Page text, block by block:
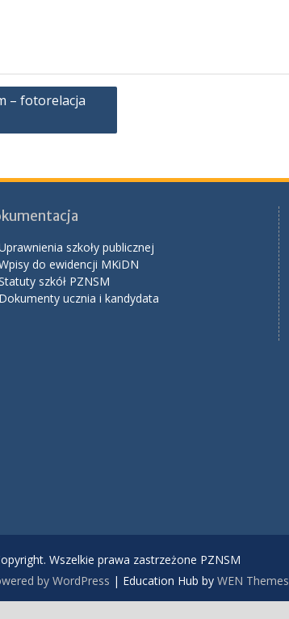
– fotorelacja
szkoły publicznej
do ewidencji MKiDN
szkół PZNSM
Dokumenty ucznia i kandydata
Wszelkie prawa zastrzeżone PZNSM
by WordPress | Education Hub by WEN Themes